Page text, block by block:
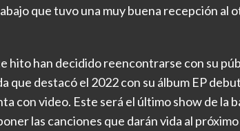
que tuvo una muy buena recepción al
hito han decidido reencontrarse con su
que destacó el 2022 con su álbum EP
con video. Este será el último show de la
las canciones que darán vida al